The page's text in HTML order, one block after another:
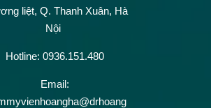
liệt, Q. Thanh Xuân, Hà
Nội
Hotline: 0936.151.480
Email: